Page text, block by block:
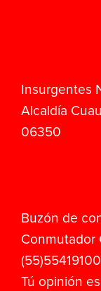
Insurgentes
Alcaldía
06350
Buzón de
Conmutador
(55)55419100
Tú opinión